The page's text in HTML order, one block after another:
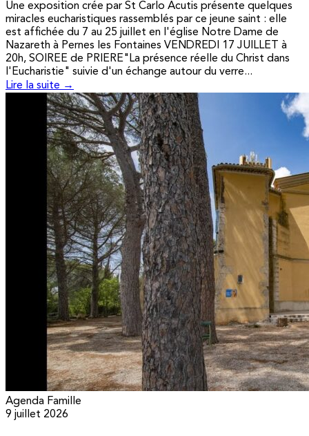
Une exposition crée par St Carlo Acutis présente quelques
miracles eucharistiques rassemblés par ce jeune saint : elle
est affichée du 7 au 25 juillet en l'église Notre Dame de
Nazareth à Pernes les Fontaines VENDREDI 17 JUILLET à
20h, SOIREE de PRIERE"La présence réelle du Christ dans
l'Eucharistie" suivie d'un échange autour du verre...
Lire la suite →
Agenda Famille
9 juillet 2026